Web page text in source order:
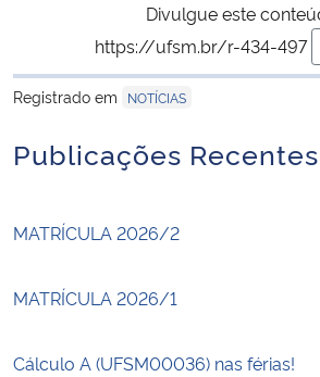
Divulgue este
https://ufsm.br/r-434-497
Registrado em
NOTÍCIAS
Publicações Recentes
MATRÍCULA 2026/2
MATRÍCULA 2026/1
Cálculo A (UFSM00036) nas férias!